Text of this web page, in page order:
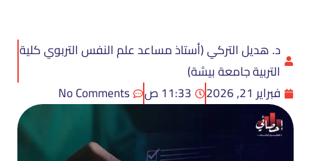
د. هديل التركي (أستاذ مساعد علم النفس التربوي كلية
التربية جامعة بيشة)
فبراير 21, 2026
11:33 ص No Comments